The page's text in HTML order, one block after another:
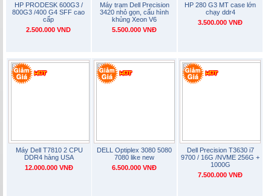
HP PRODESK 600G3 /
800G3 /400 G4 SFF cao
cấp
2.500.000 VND
Máy trạm Dell Precision
3420 nhỏ gọn, cấu hình
khủng Xeon V6
5.500.000 VNĐ
HP 280 G3 MT case lớn
chạy ddr4
3.500.000 VNĐ
Máy Dell T7810 2 CPU
DDR4 hàng USA
12.000.000 VNĐ
DELL Optiplex 3080 5080
7080 like new
6.500.000 VNĐ
Dell Precision T3630 i7
9700 / 16G /NVME 256G +
1000G
7.500.000 VNĐ